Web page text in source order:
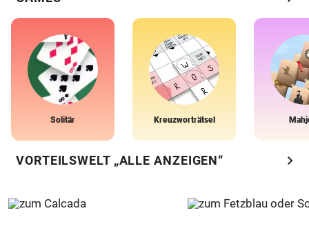
Solitär Kreuzworträtsel
VORTEILSWELT „ALLE ANZEIGEN“ chevron_right